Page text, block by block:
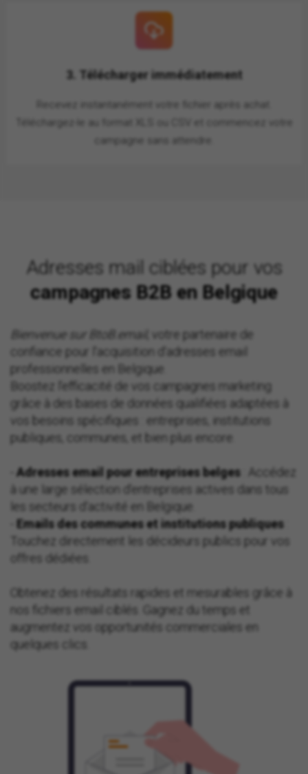
3. Télécharger immédiatement
Recevez instantanément votre fichier après achat.
Téléchargez-le au format XLS ou CSV et commencez votre
campagne sans attendre.
Adresses mail ciblées pour vos
campagnes B2B en Belgique
Bienvenue sur BtoB.email
, votre partenaire de
confiance pour l'acquisition d'adresses email
professionnelles en Belgique.
Boostez l’efficacité de vos campagnes marketing
grâce à des bases de données qualifiées adaptées à
vos besoins spécifiques : entreprises, institutions
publiques, communes, et bien plus encore.
Adresses email pour entreprises belges : Accédez
à une large sélection d’entreprises actives dans tous
les secteurs d'activité en Belgique.
Emails des communes et institutions publiques
Touchez directement les décideurs publics pour vos
offres dédiées.
Obtenez des résultats rapides et mesurables grâce à
nos fichiers email ciblés. Gagnez du temps et
augmentez vos opportunités commerciales en
quelques clics.